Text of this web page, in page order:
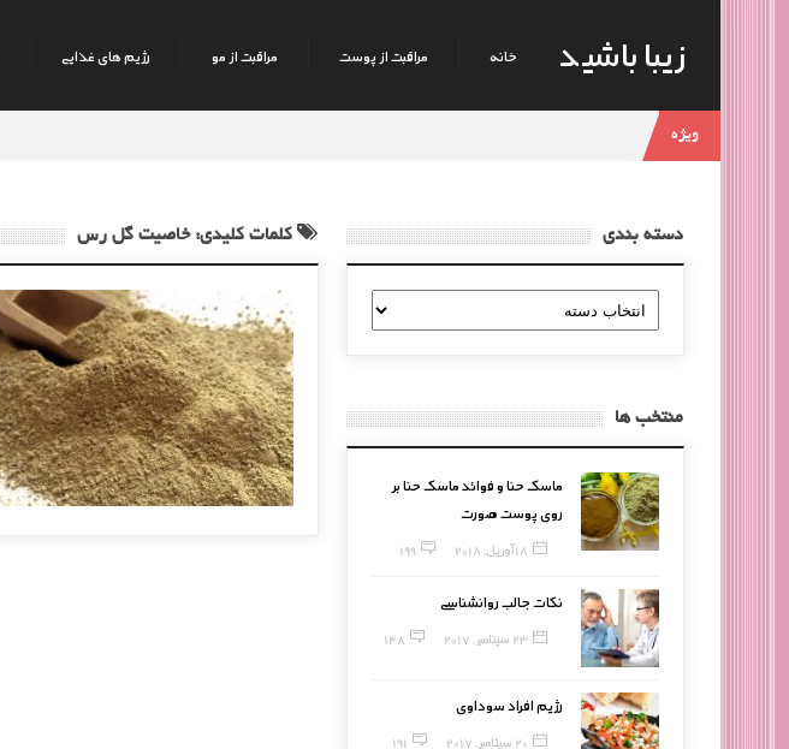
زیبا باشید خانه مراقبت از پوست مراقبت از مو رژیم های غذایی
ویژه
کلمات کلیدی: خاصیت گل رس دسته بندی
دسته
بندی
منتخب ها
ماسک حنا و فوائد ماسک حنا بر
روی پوست صورت
18 آوریل, 2018 199
نکات جالب روانشناسی
23 سپتامبر, 2017 148
رژیم افراد سوداوی
20 سپتامبر, 2017 191